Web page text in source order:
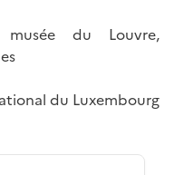
du Louvre,
du Luxembourg